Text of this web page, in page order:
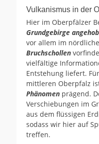
Vulkanismus in der
Hier im Oberpfälzer
Grundgebirge
vor allem im
Bruchschollen
vielfältige
Entstehung liefert.
mittleren Oberpfalz
Phänomen prägend.
Verschiebungen im
aus dem flüssigen
sodass wir hier auf
treffen.